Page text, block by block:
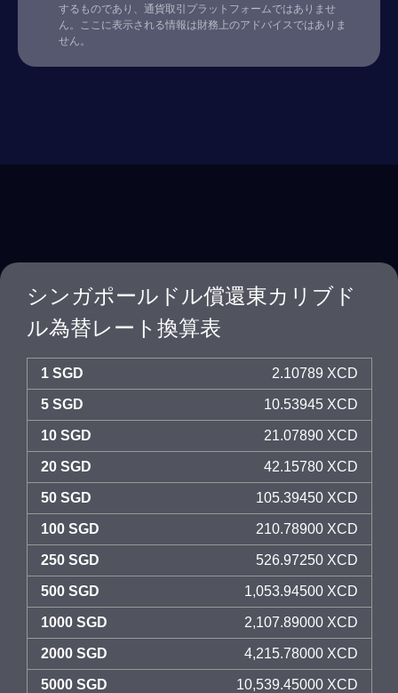
するものであり、通貨取引プラットフォームではありませ
ん。ここに表示される情報は財務上のアドバイスではありま
せん。
シンガポールドル償還東カリブド
ル為替レート換算表
1 SGD 2.10789 XCD
5 SGD 10.53945 XCD
10 SGD 21.07890 XCD
20 SGD 42.15780 XCD
50 SGD 105.39450 XCD
100 SGD 210.78900 XCD
250 SGD 526.97250 XCD
500 SGD 1,053.94500 XCD
1000 SGD 2,107.89000 XCD
2000 SGD 4,215.78000 XCD
5000 SGD 10,539.45000 XCD